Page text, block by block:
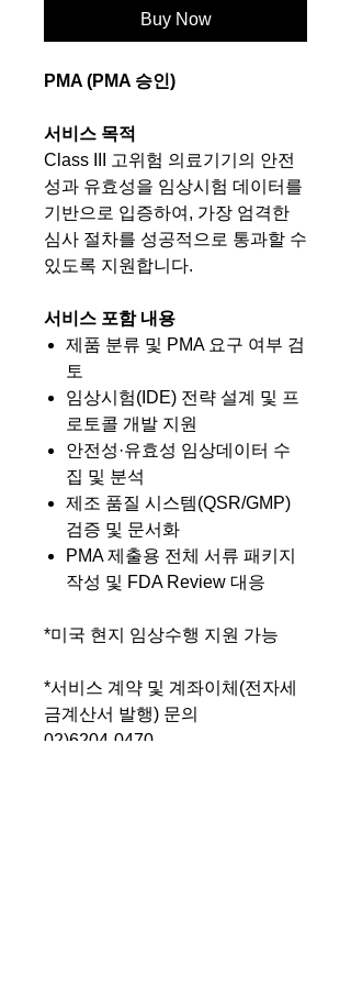
Buy Now
PMA (PMA 승인)
서비스 목적
Class III 고위험 의료기기의 안전
성과 유효성을 임상시험 데이터를
기반으로 입증하여, 가장 엄격한
심사 절차를 성공적으로 통과할 수
있도록 지원합니다.
서비스 포함 내용
제품 분류 및 PMA 요구 여부 검
토
임상시험(IDE) 전략 설계 및 프
로토콜 개발 지원
안전성·유효성 임상데이터 수
집 및 분석
제조 품질 시스템(QSR/GMP)
검증 및 문서화
PMA 제출용 전체 서류 패키지
작성 및 FDA Review 대응
*미국 현지 임상수행 지원 가능
*서비스 계약 및 계좌이체(전자세
금계산서 발행) 문의
02)6204-0470